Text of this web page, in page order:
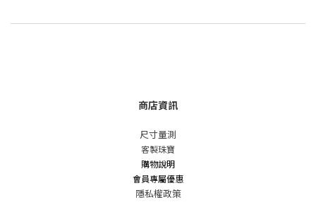
商店資訊
尺寸量測
客製珠寶
購物說明
會員專屬優惠
隱私權政策